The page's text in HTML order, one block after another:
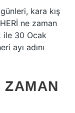
kara kış
ne zaman
ile 30 Ocak
ayı adını